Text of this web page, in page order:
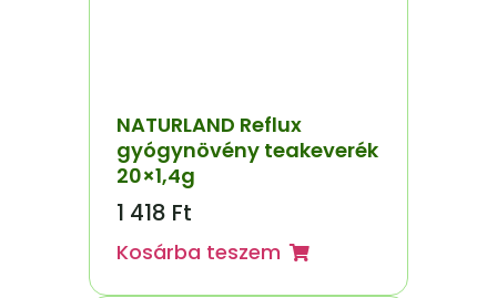
NATURLAND Reflux
gyógynövény teakeverék
20×1,4g
1 418 Ft
Kosárba teszem